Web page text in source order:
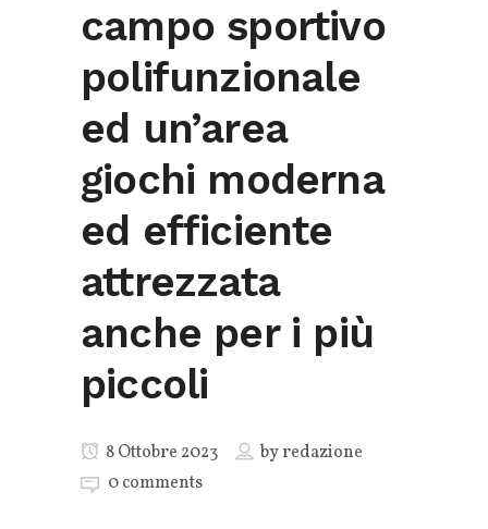
campo sportivo
polifunzionale
ed un’area
giochi moderna
ed efficiente
attrezzata
anche per i più
piccoli
8 Ottobre 2023 byredazione
0 comments